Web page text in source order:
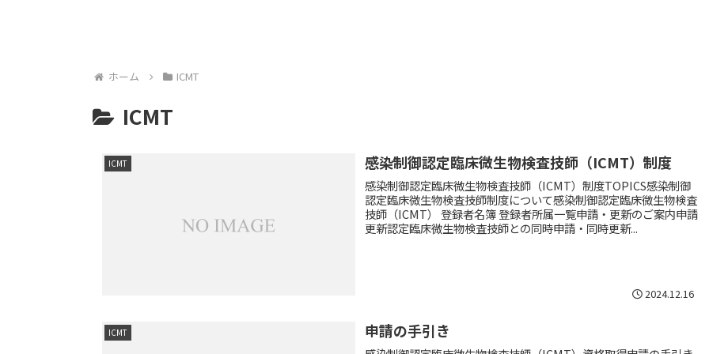
ホーム ICMT
ICMT
ICMT 感染制御認定臨床微生物検査技師（ICMT）制度
感染制御認定臨床微生物検査技師（ICMT）制度TOPICS感染制御
認定臨床微生物検査技師制度について感染制御認定臨床微生物検査
技師（ICMT） 登録者名簿 登録者所属一覧申請・更新のご案内申請
更新認定臨床微生物検査技師との同時申請・同時更新...
2024.12.16
ICMT 申請の手引き